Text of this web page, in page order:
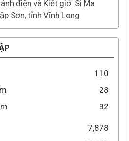
điện và Kiết giới Si Ma
Sơn, tỉnh Vĩnh Long
110
28
82
7,878